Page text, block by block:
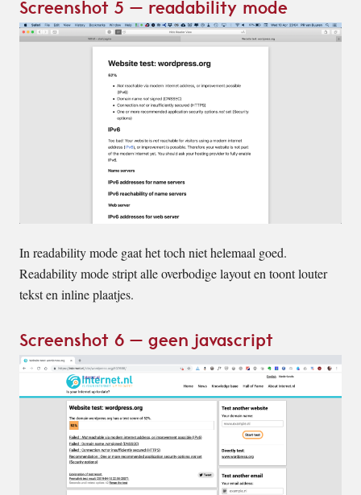
Screenshot 5 – readability mode
In readability mode gaat het toch niet helemaal goed.
Readability mode stript alle overbodige layout en toont louter
tekst en inline plaatjes.
Screenshot 6 – geen javascript